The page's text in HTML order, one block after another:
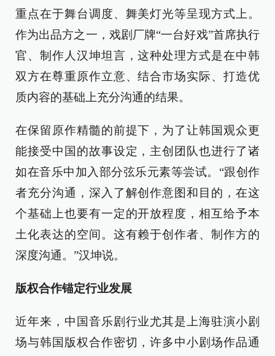
重点在于舞台调度、舞美灯光等呈现方式上。
作为出品方之一，戏剧厂牌“一台好戏”首席执行
官、制作人汉坤坦言，这种处理方式是在中韩
双方在尊重原作立意、结合市场实际、打造优
质内容的基础上充分沟通的结果。
在保留原作精髓的前提下，为了让韩国观众更
能接受中国的故事设定，主创团队也进行了诸
如在音乐中加入部分弦乐元素等尝试。“跟创作
者充分沟通，深入了解创作意图和目的，在这
个基础上也要有一定的开放程度，相互给予本
土化表达的空间。这有赖于创作者、制作方的
深度沟通。”汉坤说。
版权合作锚定行业发展
近年来，中国音乐剧行业尤其是上海驻演小剧
场与韩国版权合作密切，许多中小剧场作品通